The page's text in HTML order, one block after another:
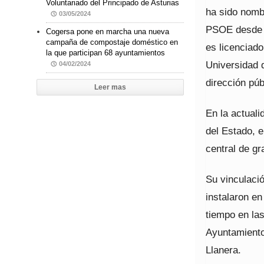
ha sido
PSOE
es
Universidad
dirección
En la
del Estado,
central de
Su
instalaron
tiempo en
Llanera.
Voluntariado del Principado de Asturias
03/05/2024
Cogersa pone en marcha una nueva
campaña de compostaje doméstico en
la que participan 68 ayuntamientos
04/02/2024
Leer mas